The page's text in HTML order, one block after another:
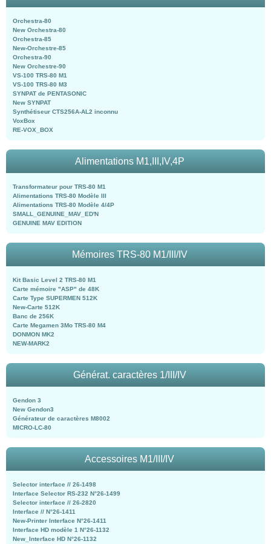
Orchestra-80
New Orchestra-80
Orchestra-85
New-Orchestre-85
Orchestra-90
New Orchestre-90
VS-100 TRS-80 M1
VS-100 TRS-80 M3
SYNPAT de PENTASONIC
New SYNPAT
Synthétiseur CTS256A-AL2 inconnu
VoxBox
RE-VOX_BOX
Alimentations M1,III,IV,4P
Transformateur pour TRS-80 M1
Alimentations TRS-80 Modèle III
Alimentations TRS-80 Modèle 4/4P
SMALL_GENUINE_MAV_ED'N
GENUINE MAV EDITION
Mémoires TRS-80 M1/III/IV
Kit Basic Level 2 TRS-80 M1
Carte mémoire "ASP" de 48K
Carte Type SUPERMEN 512K
New-Carte 512K
Banc de 256K
Carte Megamen 3Mo TRS-80 M4
DONMON MK2
NEW-MARK2
Générat. caractères 1/III/IV
Gendon 3
New Gendon3
Générateur de caractères M8002
MICRO-LC-80
Accessoires M1/III/IV
Selector interface // 26-1498
Interface Selector RS-232 N°26-1499
Selector interface // 26-2820
Interface // N°26-1411
New-Printer Interface N°26-1411
Interface HD modèle 1 N°26-1132
New_Interface HD N°26-1132